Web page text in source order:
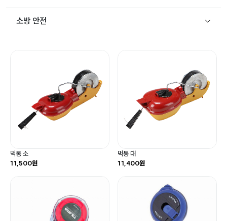
소방 안전
먹통 소
11,500원
먹통 대
11,400원